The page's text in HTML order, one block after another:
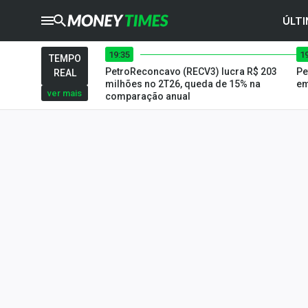
CRYPTOTIMES
TIMES
Ibovespa
TEMPO
REAL
ver mais
19:35
PetroReconcavo (RECV3) lucra R$ 203
milhões no 2T26, queda de 15% na
comparação anual